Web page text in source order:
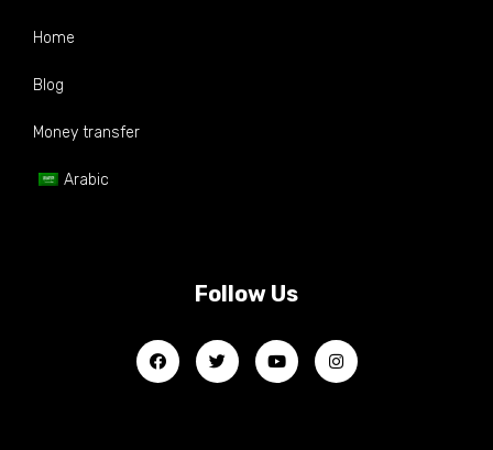
Home
Blog
Money transfer
Arabic
Follow Us